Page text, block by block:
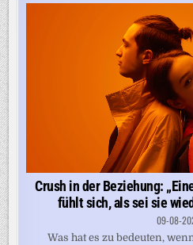
Crush in der Beziehung:
fühlt sich, als sei sie
09-08-
Was hat es zu bedeuten,